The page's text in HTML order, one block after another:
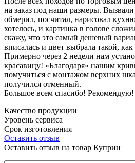
на заказ под наши размеры.
обмерил, посчитал, нарисовал
хотелось, и картинка в голове
скажу, что это самый дешевый
вписалась и цвет выбрала такой,
Примерно через 2 недели нам
красавицу! «Благодаря» нашим
помучиться с монтажом верхних
получился отменный.
Большое всем спасибо! Рекомендую!
Качество продукции
Уровень сервиса
Срок изготовления
Оставить отзыв
Оставить отзыв на товар Куприн